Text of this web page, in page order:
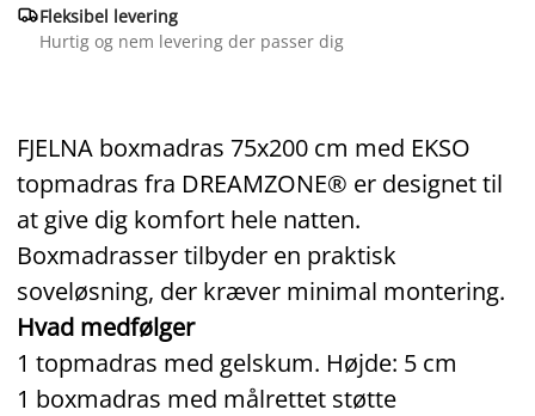
Fleksibel levering
Hurtig og nem levering der passer dig
FJELNA boxmadras 75x200 cm med EKSO
topmadras fra DREAMZONE® er designet til
at give dig komfort hele natten.
Boxmadrasser tilbyder en praktisk
soveløsning, der kræver minimal montering.
Hvad medfølger
1 topmadras med gelskum. Højde: 5 cm
1 boxmadras med målrettet støtte